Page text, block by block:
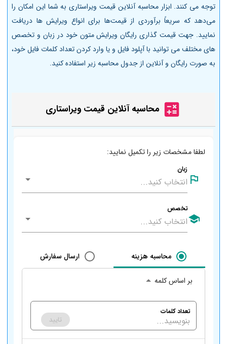
توجه می کنند. ابزار محاسبه آنلاین قیمت ویراستاری به شما این امکان را
می‌دهد که سریعاً برآوردی از قیمت‌ها برای انواع ویرایش ها دریافت
نمایید. جهت قیمت گذاری رایگان ویرایش متون خود در زبان و تخصص
های مختلف می توانید با آپلود فایل و یا وارد کردن تعداد کلمات فایل خود،
به صورت رایگان و آنلاین از جدول محاسبه زیر استفاده کنید.
محاسبه آنلاین قیمت ویراستاری